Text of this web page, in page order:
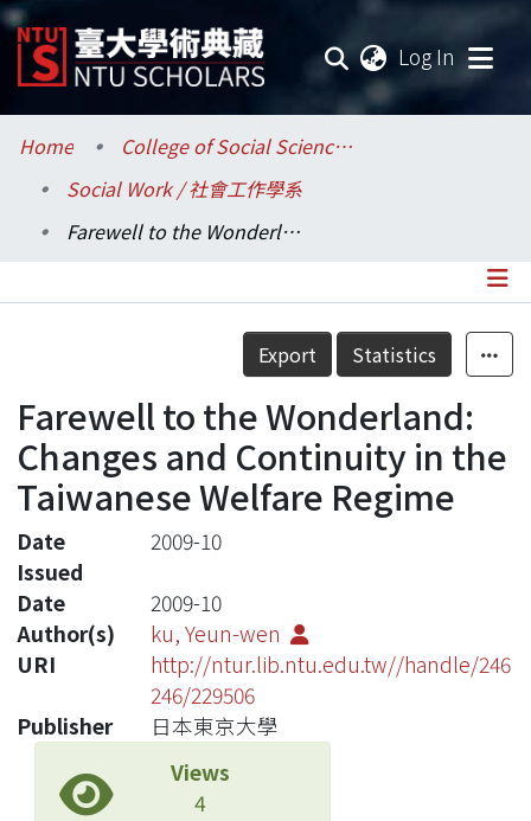
Log In
Communities & Collections
Research Outputs
Statistics
Home
College of Social Sciences / 社會科學院
Social Work / 社會工作學系
Farewell to the Wonderland: Changes and Continuity in the Taiwanese Welfare Regime
Details
Export Statistics
Farewell to the Wonderland:
Changes and Continuity in the
Taiwanese Welfare Regime
Date
Issued
2009-10
Date
2009-10
Author(s)
ku, Yeun-wen
URI
http://ntur.lib.ntu.edu.tw//handle/246
246/229506
Publisher
日本東京大學
Views
4